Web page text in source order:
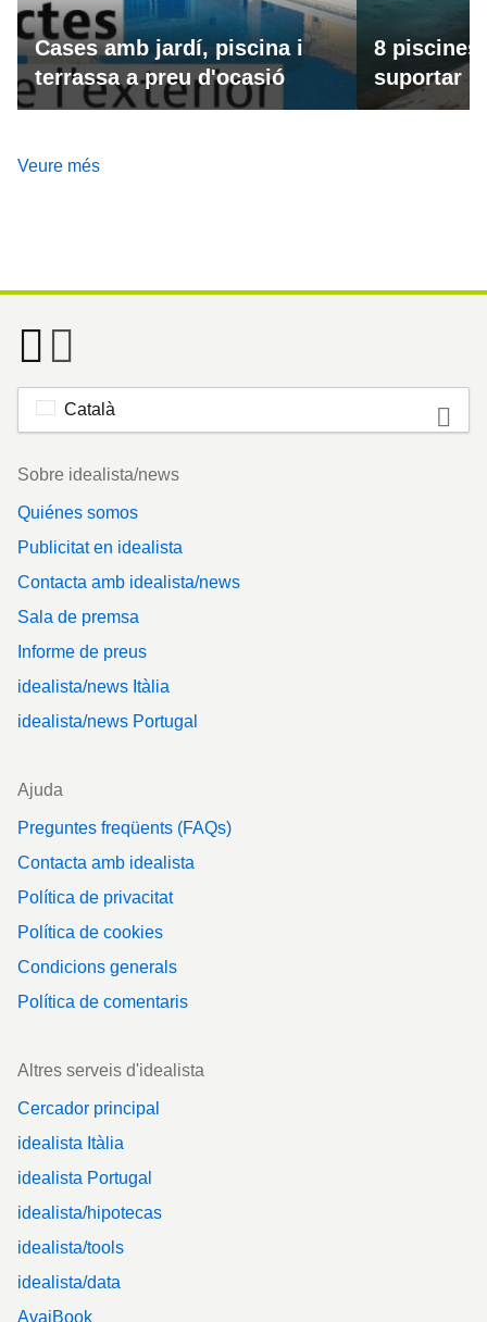
Cases amb jardí, piscina i
terrassa a preu d'ocasió
8 piscines
suportar
Veure més
Català
Footer
Sobre idealista/news
Quiénes somos
Publicitat en idealista
Contacta amb idealista/news
Sala de premsa
Informe de preus
idealista/news Itàlia
idealista/news Portugal
Ajuda
Preguntes freqüents (FAQs)
Contacta amb idealista
Política de privacitat
Política de cookies
Condicions generals
Política de comentaris
Altres serveis d'idealista
Cercador principal
idealista Itàlia
idealista Portugal
idealista/hipotecas
idealista/tools
idealista/data
AvaiBook